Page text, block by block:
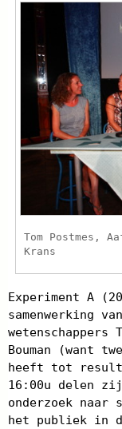
Tom Postmes,
Krans
Experiment A
samenwerking
wetenschappers
Bouman (want
heeft tot
16:00u delen
onderzoek naar
het publiek in